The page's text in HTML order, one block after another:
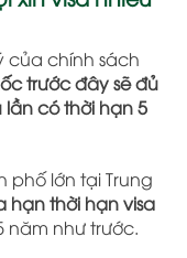
của chính sách
trước đây sẽ đủ
lần có thời hạn 5
phố lớn tại Trung
hạn thời hạn visa
năm như trước.